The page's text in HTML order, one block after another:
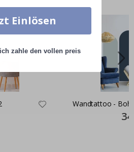
Wandtattoo -
Einlösen
zahle den vollen preis